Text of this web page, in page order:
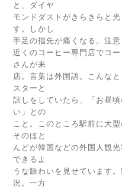
と、ダイヤ
モンドダストがきらきらと
す。しかし
手足の指先が痛くなる。注意
近くのコーヒー専門店でコ
さんが来
店。言葉は外国語。こんな
スターと
話しをしていたら、「お昼
い」との
こと。このところ駅前に大
そのほと
んどが韓国などの外国人観
できるよ
うな賑わいを見せています
況。一方